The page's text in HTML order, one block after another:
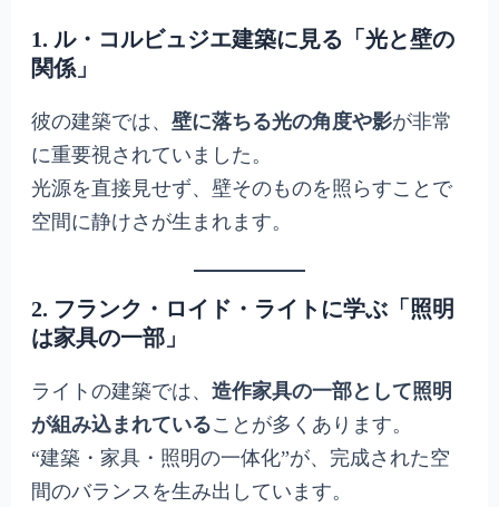
1. ル・コルビュジエ建築に見る「光と壁の
関係」
彼の建築では、 壁に落ちる光の角度や影が非常
に重要視されていました。
光源を直接見せず、壁そのものを照らすことで
空間に静けさが生まれます。
2. フランク・ロイド・ライトに学ぶ「照明
は家具の一部」
ライトの建築では、 造作家具の一部として照明
が組み込まれていることが多くあります。
“建築・家具・照明の一体化”が、完成された空
間のバランスを生み出しています。